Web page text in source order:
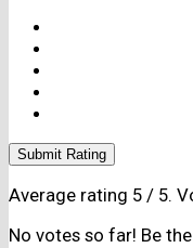
Submit Rating
Average rating 5 / 5.
No votes so far! Be